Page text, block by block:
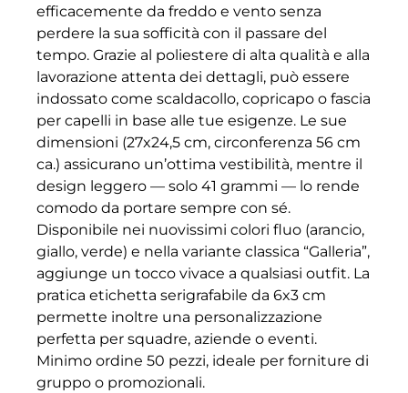
efficacemente da freddo e vento senza
perdere la sua sofficità con il passare del
tempo. Grazie al poliestere di alta qualità e alla
lavorazione attenta dei dettagli, può essere
indossato come scaldacollo, copricapo o fascia
per capelli in base alle tue esigenze. Le sue
dimensioni (27x24,5 cm, circonferenza 56 cm
ca.) assicurano un’ottima vestibilità, mentre il
design leggero — solo 41 grammi — lo rende
comodo da portare sempre con sé.
Disponibile nei nuovissimi colori fluo (arancio,
giallo, verde) e nella variante classica “Galleria”,
aggiunge un tocco vivace a qualsiasi outfit. La
pratica etichetta serigrafabile da 6x3 cm
permette inoltre una personalizzazione
perfetta per squadre, aziende o eventi.
Minimo ordine 50 pezzi, ideale per forniture di
gruppo o promozionali.